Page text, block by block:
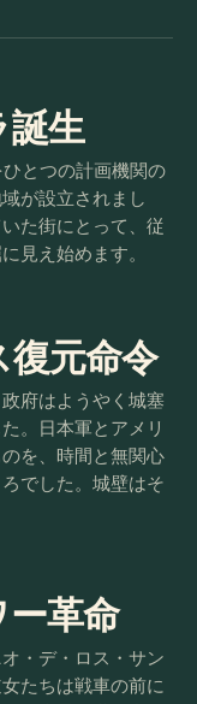
誕生
とつの計画機関の
が設立されまし
た街にとって、従
見え始めます。
元命令
府はようやく城塞
。日本軍とアメリ
を、時間と無関心
でした。城壁はそ
革命
・デ・ロス・サン
たちは戦車の前に